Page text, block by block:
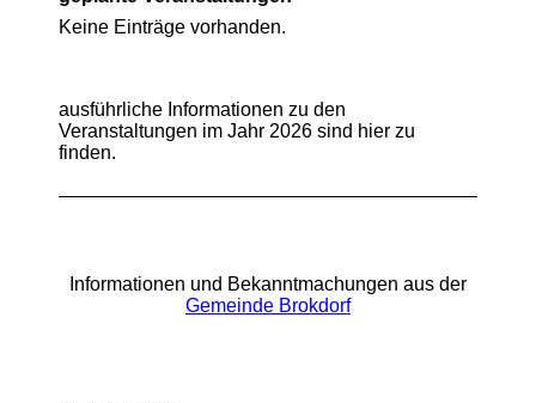
Keine Einträge vorhanden.
ausführliche Informationen zu den
Veranstaltungen im Jahr 2026 sind hier zu
finden.
Informationen und Bekanntmachungen aus der
Gemeinde Brokdorf